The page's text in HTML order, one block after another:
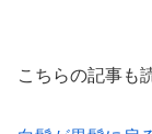
こちらの記事も